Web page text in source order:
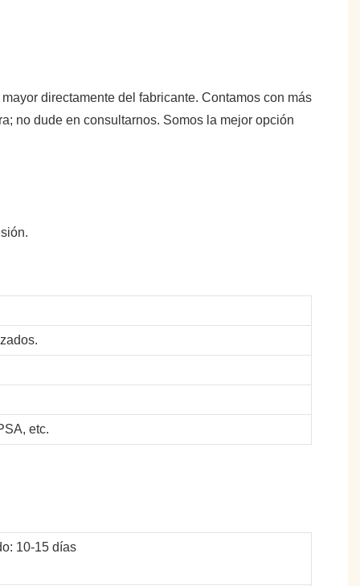
directamente del fabricante. Contamos con más
no dude en consultarnos. Somos la mejor opción
etc.
10-15 días